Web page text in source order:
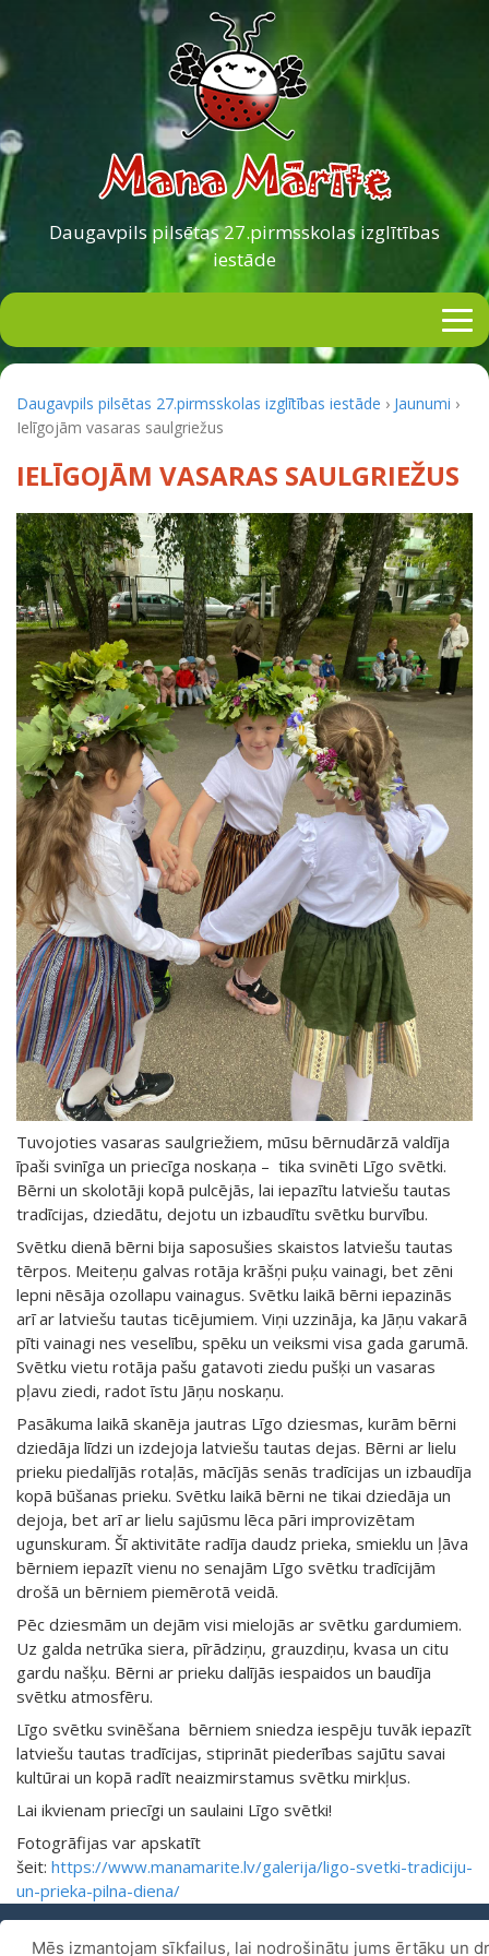
Daugavpils pilsētas27.pirmsskolas izglītības
iestāde
Daugavpils pilsētas 27.pirmsskolas izglītības iestāde › Jaunumi ›
Ielīgojām vasaras saulgriežus
IELĪGOJĀM VASARAS SAULGRIEŽUS
Tuvojoties vasaras saulgriežiem, mūsu bērnudārzā valdīja
īpaši svinīga un priecīga noskaņa – tika svinēti Līgo svētki.
Bērni un skolotāji kopā pulcējās, lai iepazītu latviešu tautas
tradīcijas, dziedātu, dejotu un izbaudītu svētku burvību.
Svētku dienā bērni bija saposušies skaistos latviešu tautas
tērpos. Meiteņu galvas rotāja krāšņi puķu vainagi, bet zēni
lepni nēsāja ozollapu vainagus. Svētku laikā bērni iepazinās
arī ar latviešu tautas ticējumiem. Viņi uzzināja, ka Jāņu vakarā
pīti vainagi nes veselību, spēku un veiksmi visa gada garumā.
Svētku vietu rotāja pašu gatavoti ziedu pušķi un vasaras
pļavu ziedi, radot īstu Jāņu noskaņu.
Pasākuma laikā skanēja jautras Līgo dziesmas, kurām bērni
dziedāja līdzi un izdejoja latviešu tautas dejas. Bērni ar lielu
prieku piedalījās rotaļās, mācījās senās tradīcijas un izbaudīja
kopā būšanas prieku. Svētku laikā bērni ne tikai dziedāja un
dejoja, bet arī ar lielu sajūsmu lēca pāri improvizētam
ugunskuram. Šī aktivitāte radīja daudz prieka, smieklu un ļāva
bērniem iepazīt vienu no senajām Līgo svētku tradīcijām
drošā un bērniem piemērotā veidā.
Pēc dziesmām un dejām visi mielojās ar svētku gardumiem.
Uz galda netrūka siera, pīrādziņu, grauzdiņu, kvasa un citu
gardu našķu. Bērni ar prieku dalījās iespaidos un baudīja
svētku atmosfēru.
Līgo svētku svinēšana bērniem sniedza iespēju tuvāk iepazīt
latviešu tautas tradīcijas, stiprināt piederības sajūtu savai
kultūrai un kopā radīt neaizmirstamus svētku mirkļus.
Lai ikvienam priecīgi un saulaini Līgo svētki!
Fotogrāfijas var apskatīt
šeit: https://www.manamarite.lv/galerija/ligo-svetki-tradiciju-
un-prieka-pilna-diena/
Mēs izmantojam sīkfailus, lai nodrošinātu jums ērtāku un